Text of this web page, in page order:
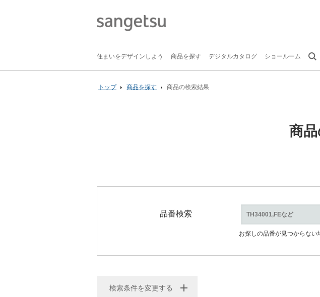
住まいをデザインしよう 商品を探す デジタルカタログ ショールーム
トップ 商品を探す 商品の検索結果
商
品番検索
お探しの品番が見つからな
検索条件を変更する